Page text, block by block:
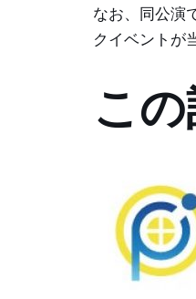
なお、同公演
クイベントが
こ